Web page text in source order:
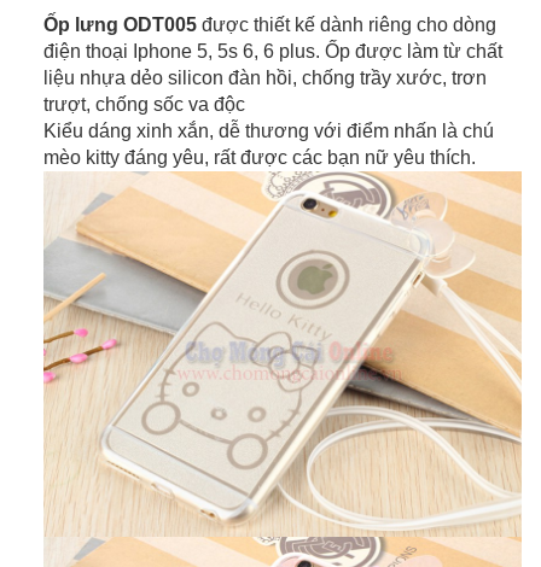
Ốp lưng ODT005được thiết kế dành riêng cho dòng
điện thoại Iphone 5, 5s 6, 6 plus. Ốp được làm từ chất
liệu nhựa dẻo silicon đàn hồi, chống trầy xước, trơn
trượt, chống sốc va độc
Kiểu dáng xinh xắn, dễ thương với điểm nhấn là chú
mèo kitty đáng yêu, rất được các bạn nữ yêu thích.